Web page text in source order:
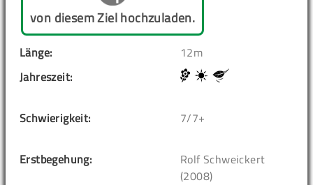
von diesem Ziel hochzuladen.
Länge:
12m
Jahreszeit:
Schwierigkeit: 7/7+
Erstbegehung:
Rolf Schweickert
(2008)